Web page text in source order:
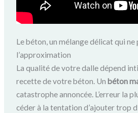
Le béton, un mélange délicat qui ne
l’approximation
La qualité de votre dalle dépend
recette de votre béton. Un béton
catastrophe annoncée. L’erreur la
céder à la tentation d’ajouter trop